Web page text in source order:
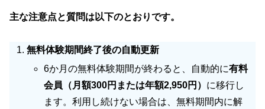
主な注意点と質問は以下のとおりです。
無料体験期間終了後の自動更新
6か月の無料体験期間が終わると、自動的に有料
会員（月額300円または年額2,950円） に移行し
ます。利用し続けない場合は、無料期間内に解